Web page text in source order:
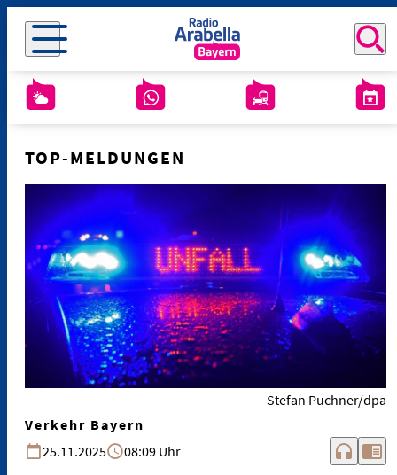
TOP-MELDUNGEN
Stefan Puchner/dpa
Verkehr Bayern
25.11.2025
08:09 Uhr headphones chrome_reader_mode